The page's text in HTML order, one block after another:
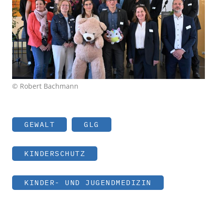
© Robert Bachmann
GEWALT GLG
KINDERSCHUTZ
KINDER- UND JUGENDMEDIZIN